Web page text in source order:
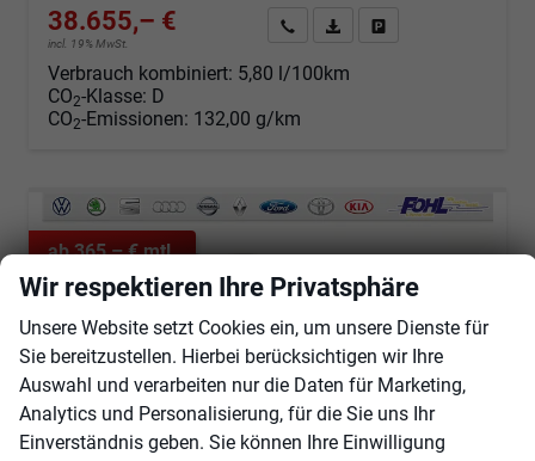
38.655,– €
incl. 19% MwSt.
Angebot anfordern
Fahrzeugexpose (PDF)
Verbrauch kombiniert: 5,80 l/100km
CO2-Klasse: D
CO2-Emissionen: 132,00 g/km
ab 365,– € mtl.
Wir respektieren Ihre Privatsphäre
Unsere Website setzt Cookies ein, um unsere Dienste für
Sie bereitzustellen. Hierbei berücksichtigen wir Ihre
Auswahl und verarbeiten nur die Daten für Marketing,
Analytics und Personalisierung, für die Sie uns Ihr
Einverständnis geben. Sie können Ihre Einwilligung